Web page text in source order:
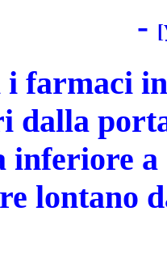
-
farmaci
dalla
inferiore
lontano